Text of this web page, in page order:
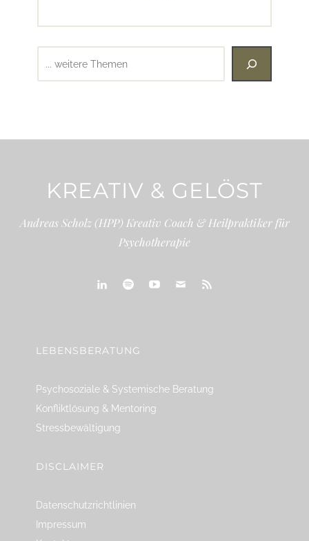
KREATIV & GELÖST
Andreas Scholz (HPP) Kreativ Coach & Heilpraktiker für
Psychotherapie
LEBENSBERATUNG
Psychosoziale & Systemische Beratung
Konfliktlösung & Mentoring
Stressbewältigung
DISCLAIMER
Datenschutzrichtlinien
Impressum